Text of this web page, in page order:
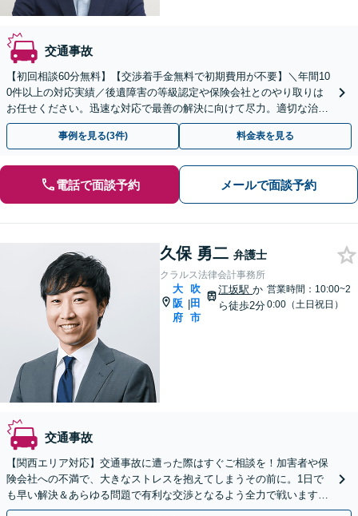
交通事故
【初回相談60分無料】【交渉着手金無料で初期費用が不要】＼年間10
0件以上の対応実績／後遺障害の等級認定や保険会社とのやり取りは
お任せください。迅速な対応で最善の解決に向けて尽力。適切な治療
のアドバイスも「弁護士特約可」【休日・夜間面談可】
事例を見る(3件) 料金表を見る
電話で面談予約 メールで面談予約
久保 勇二 弁護士
クラルス法律会計事務所
大
阪
府
|
吹
田
市
江坂駅か
ら徒歩2分
営業時間：10:00~2
0:00（土日祝日）
交通事故
【関西エリア対応】交通事故に遭った際はすぐご相談を！加害者や保
険会社への不満で、大きなストレスを抱えてしまうその前に。1日で
も早い解決＆あらゆる問題で有利な交渉となるよう全力で戦います！
示談金の増額や適切な後遺障害等級など、お任せください。